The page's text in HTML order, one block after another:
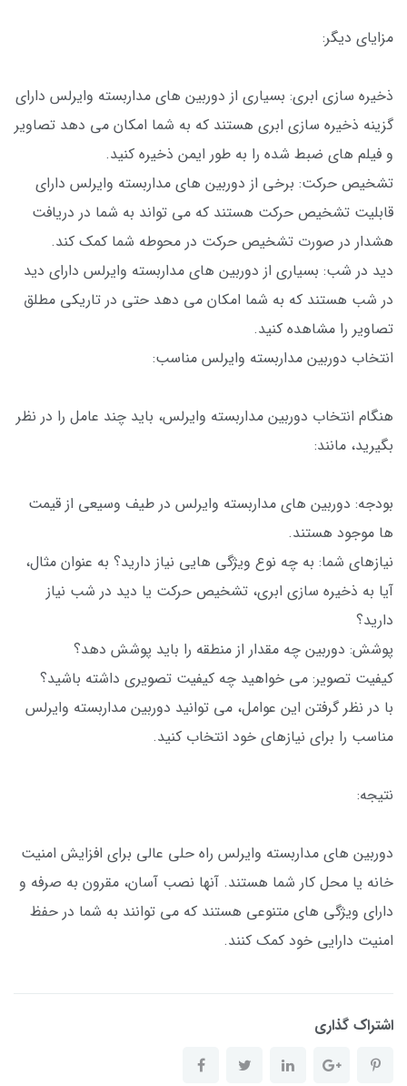
مزایای دیگر:
ذخیره سازی ابری: بسیاری از دوربین های مداربسته وایرلس دارای
گزینه ذخیره سازی ابری هستند که به شما امکان می دهد تصاویر
و فیلم های ضبط شده را به طور ایمن ذخیره کنید.
تشخیص حرکت: برخی از دوربین های مداربسته وایرلس دارای
قابلیت تشخیص حرکت هستند که می تواند به شما در دریافت
هشدار در صورت تشخیص حرکت در محوطه شما کمک کند.
دید در شب: بسیاری از دوربین های مداربسته وایرلس دارای دید
در شب هستند که به شما امکان می دهد حتی در تاریکی مطلق
تصاویر را مشاهده کنید.
انتخاب دوربین مداربسته وایرلس مناسب:
هنگام انتخاب دوربین مداربسته وایرلس، باید چند عامل را در نظر
بگیرید، مانند:
بودجه: دوربین های مداربسته وایرلس در طیف وسیعی از قیمت
ها موجود هستند.
نیازهای شما: به چه نوع ویژگی هایی نیاز دارید؟ به عنوان مثال،
آیا به ذخیره سازی ابری، تشخیص حرکت یا دید در شب نیاز
دارید؟
پوشش: دوربین چه مقدار از منطقه را باید پوشش دهد؟
کیفیت تصویر: می خواهید چه کیفیت تصویری داشته باشید؟
با در نظر گرفتن این عوامل، می توانید دوربین مداربسته وایرلس
مناسب را برای نیازهای خود انتخاب کنید.
نتیجه:
دوربین های مداربسته وایرلس راه حلی عالی برای افزایش امنیت
خانه یا محل کار شما هستند. آنها نصب آسان، مقرون به صرفه و
دارای ویژگی های متنوعی هستند که می توانند به شما در حفظ
امنیت دارایی خود کمک کنند.
اشتراک گذاری